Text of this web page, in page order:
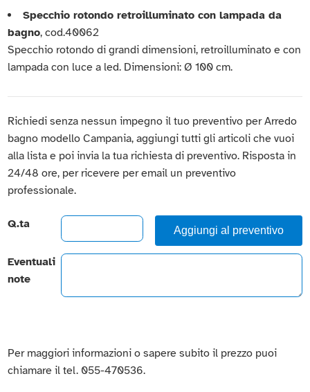
Specchio rotondo retroilluminato con lampada da
bagno, cod.40062
Specchio rotondo di grandi dimensioni, retroilluminato e con
lampada con luce a led. Dimensioni: Ø 100 cm.
Richiedi senza nessun impegno il tuo preventivo per Arredo
bagno modello Campania, aggiungi tutti gli articoli che vuoi
alla lista e poi invia la tua richiesta di preventivo. Risposta in
24/48 ore, per ricevere per email un preventivo
professionale.
Q.ta Aggiungi al preventivo
Eventuali
note
Per maggiori informazioni o sapere subito il prezzo puoi
chiamare il tel. 055-470536.